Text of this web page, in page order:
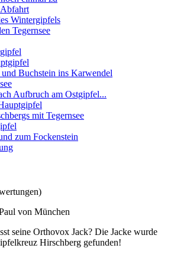
von München
seine Orthovox Jack? Die Jacke wurde
Hirschberg gefunden!